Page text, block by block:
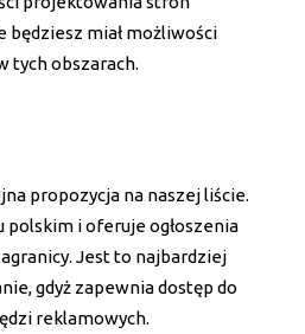
będziesz miał możliwości
tych obszarach.
propozycja na naszej liście.
polskim i oferuje ogłoszenia
Jest to najbardziej
gdyż zapewnia dostęp do
reklamowych.